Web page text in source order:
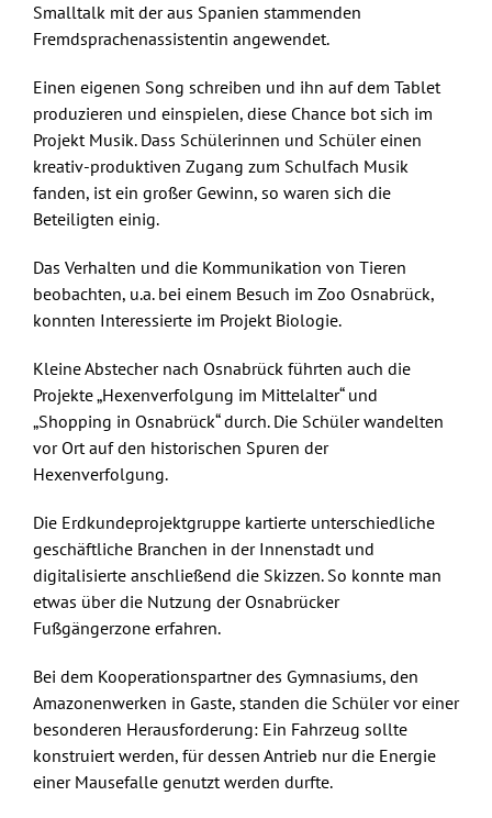
Smalltalk mit der aus Spanien stammenden
Fremdsprachenassistentin angewendet.
Einen eigenen Song schreiben und ihn auf dem Tablet
produzieren und einspielen, diese Chance bot sich im
Projekt Musik. Dass Schülerinnen und Schüler einen
kreativ-produktiven Zugang zum Schulfach Musik
fanden, ist ein großer Gewinn, so waren sich die
Beteiligten einig.
Das Verhalten und die Kommunikation von Tieren
beobachten, u.a. bei einem Besuch im Zoo Osnabrück,
konnten Interessierte im Projekt Biologie.
Kleine Abstecher nach Osnabrück führten auch die
Projekte „Hexenverfolgung im Mittelalter“ und
„Shopping in Osnabrück“ durch. Die Schüler wandelten
vor Ort auf den historischen Spuren der
Hexenverfolgung.
Die Erdkundeprojektgruppe kartierte unterschiedliche
geschäftliche Branchen in der Innenstadt und
digitalisierte anschließend die Skizzen. So konnte man
etwas über die Nutzung der Osnabrücker
Fußgängerzone erfahren.
Bei dem Kooperationspartner des Gymnasiums, den
Amazonenwerken in Gaste, standen die Schüler vor einer
besonderen Herausforderung: Ein Fahrzeug sollte
konstruiert werden, für dessen Antrieb nur die Energie
einer Mausefalle genutzt werden durfte.